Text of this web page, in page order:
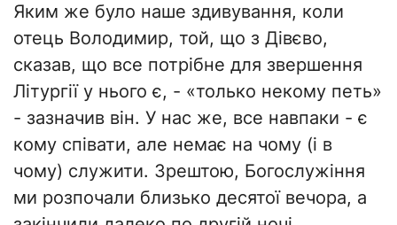
Яким же було наше здивування, коли
отець Володимир, той, що з Дівєво,
сказав, що все потрібне для звершення
Літургії у нього є, - «только некому петь»
- зазначив він. У нас же, все навпаки - є
кому співати, але немає на чому (і в
чому) служити. Зрештою, Богослужіння
ми розпочали близько десятої вечора, а